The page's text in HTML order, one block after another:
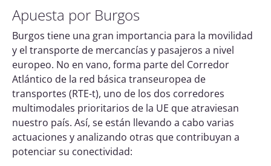
Apuesta por Burgos
Burgos tiene una gran importancia para la movilidad
y el transporte de mercancías y pasajeros a nivel
europeo. No en vano, forma parte del Corredor
Atlántico de la red básica transeuropea de
transportes (RTE-t), uno de los dos corredores
multimodales prioritarios de la UE que atraviesan
nuestro país. Así, se están llevando a cabo varias
actuaciones y analizando otras que contribuyan a
potenciar su conectividad: